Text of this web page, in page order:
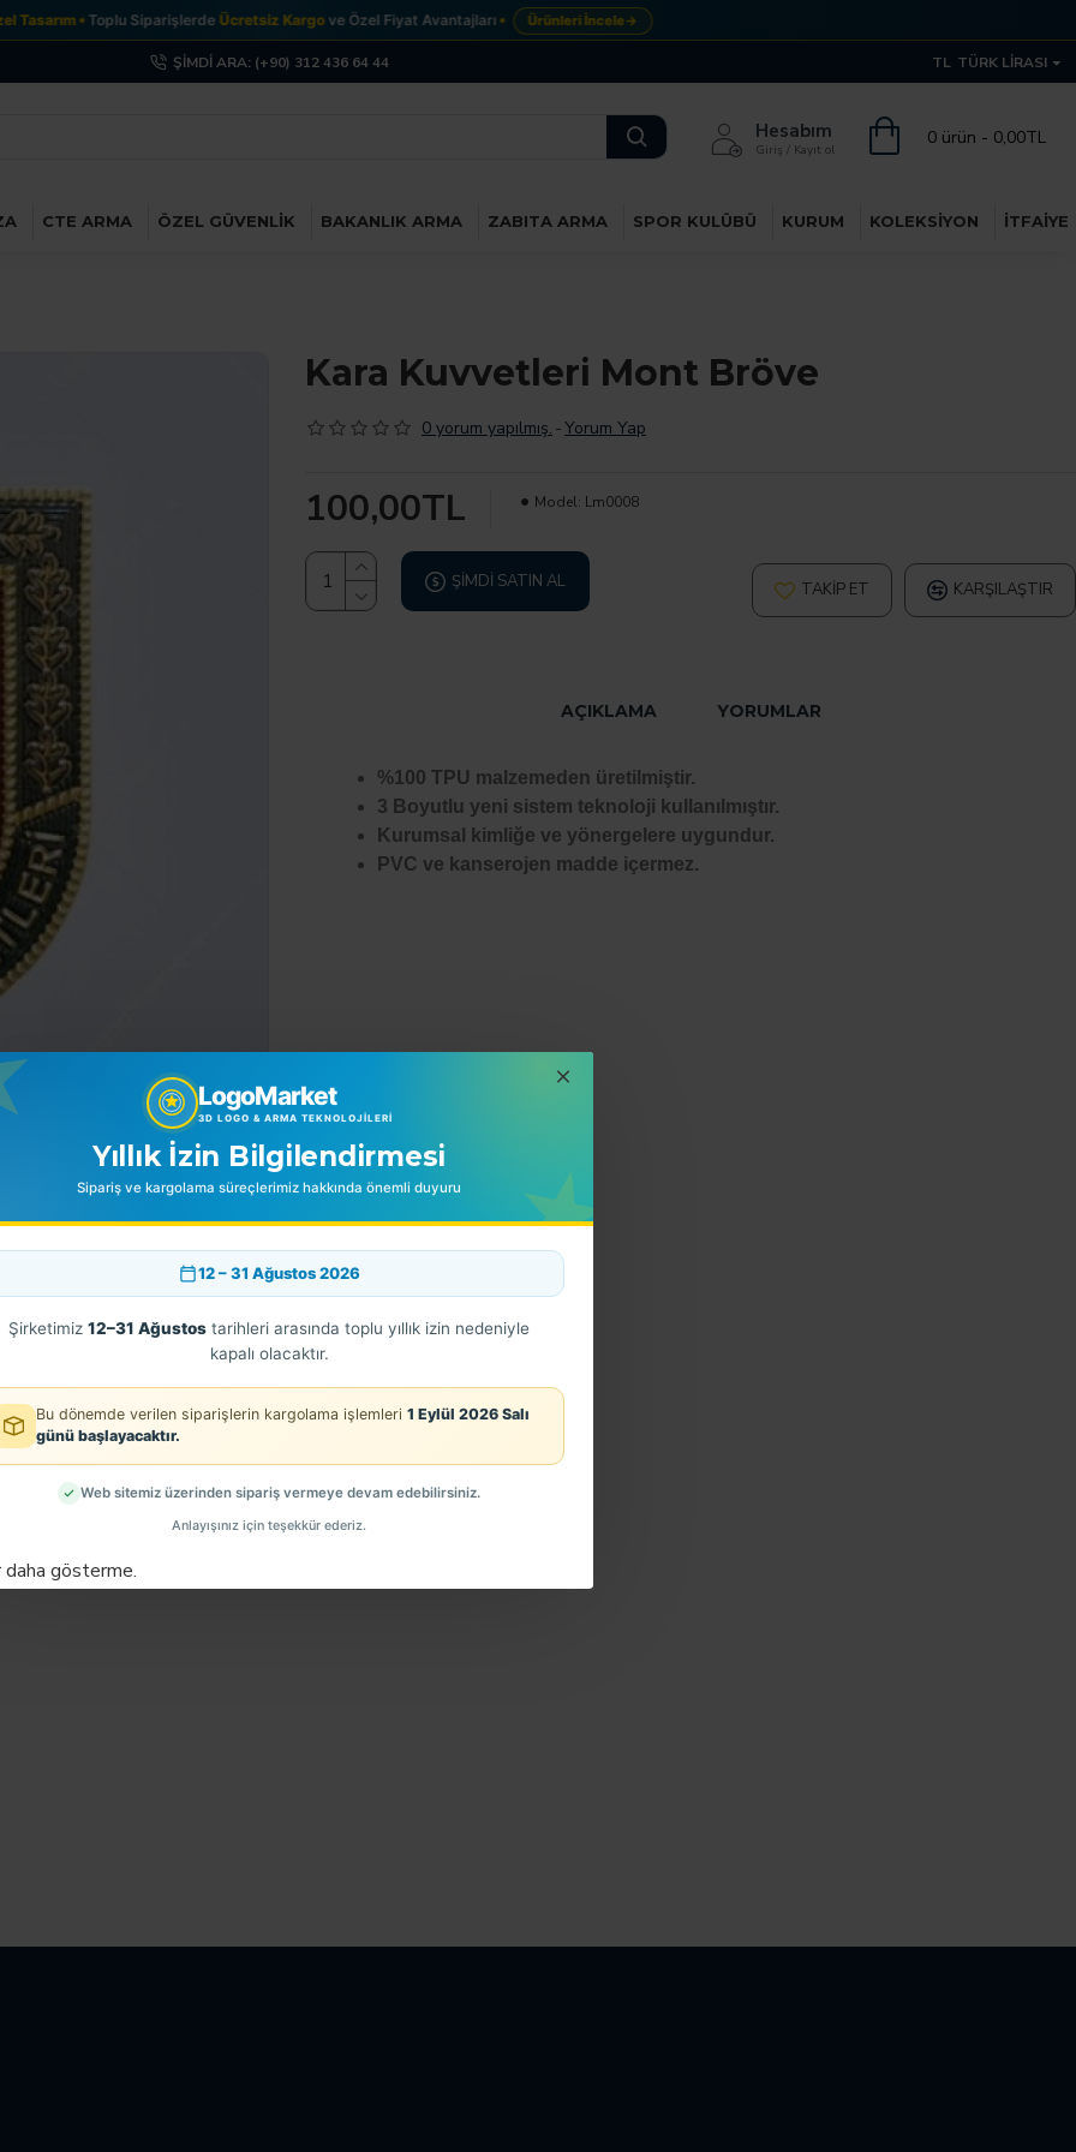
LogoMarket
3D LOGO & ARMA TEKNOLOJILERI
Yıllık İzin Bilgilendirmesi
Sipariş ve kargolama süreçlerimiz hakkında önemli duyuru
12 – 31 Ağustos 2026
Şirketimiz 12–31 Ağustos tarihleri arasında toplu yıllık izin nedeniyle
kapalı olacaktır.
Bu dönemde verilen siparişlerin kargolama işlemleri 1 Eylül 2026 Salı
günü başlayacaktır.
Web sitemiz üzerinden sipariş vermeye devam edebilirsiniz.
Anlayışınız için teşekkür ederiz.
daha gösterme.
Toplu SiparişlerdeÜcretsiz Kargove Özel Fiyat Avantajları Ürünleri İncele→
ŞIMDI ARA: (+90) 312 436 64 44 TL TÜRK LIRASI
Hesabım
Giriş / Kayıt ol
0 ürün - 0,00TL
CTE ARMA ÖZEL GÜVENLIK BAKANLIK ARMA ZABITA ARMA SPOR KULÜBÜ KURUM KOLEKSIYON İTFAIYE
Kara Kuvvetleri Mont Bröve
0 yorum yapılmış. -Yorum Yap
100,00TL Model: Lm0008
ŞIMDI SATIN AL TAKIP ET KARŞILAŞTIR
AÇIKLAMA YORUMLAR
%100 TPU malzemeden üretilmiştir.
3 Boyutlu yeni sistem teknoloji kullanılmıştır.
Kurumsal kimliğe ve yönergelere uygundur.
PVC ve kanserojen madde içermez.
BENZER ÜRÜNLER EN ÇOK SATINLANLAR